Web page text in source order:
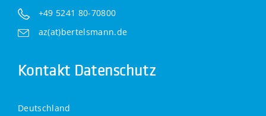
+49 5241 80-70800
az(at)bertelsmann.de
Kontakt Datenschutz
Deutschland